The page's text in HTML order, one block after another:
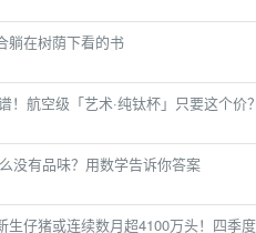
躺在树荫下看的书
！航空级「艺术·纯钛杯」只要这个价
没有品味？用数学告诉你答案
生仔猪或连续数月超4100万头！四季